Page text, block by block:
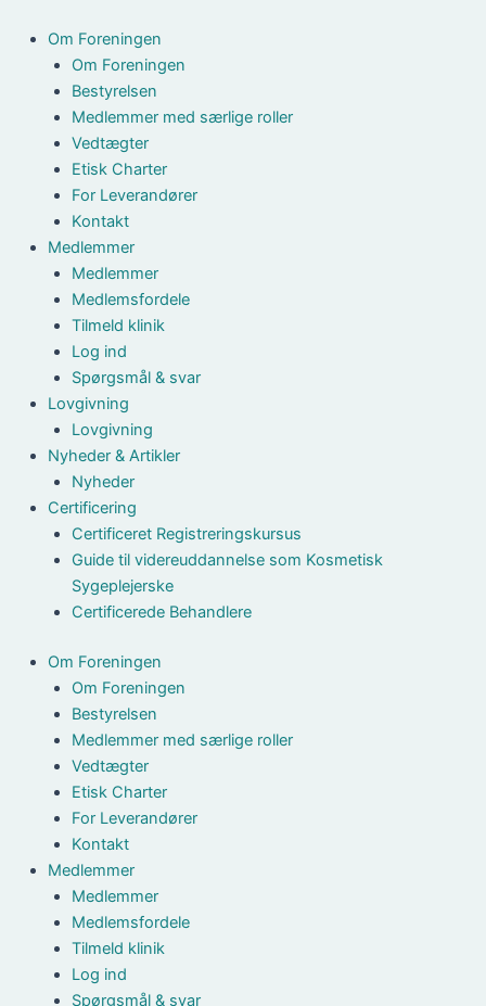
indholdet
Om Foreningen
Om Foreningen
Bestyrelsen
Medlemmer med særlige roller
Vedtægter
Etisk Charter
For Leverandører
Kontakt
Medlemmer
Medlemmer
Medlemsfordele
Tilmeld klinik
Log ind
Spørgsmål & svar
Lovgivning
Lovgivning
Nyheder & Artikler
Nyheder
Certificering
Certificeret Registreringskursus
Guide til videreuddannelse som Kosmetisk
Sygeplejerske
Certificerede Behandlere
Om Foreningen
Om Foreningen
Bestyrelsen
Medlemmer med særlige roller
Vedtægter
Etisk Charter
For Leverandører
Kontakt
Medlemmer
Medlemmer
Medlemsfordele
Tilmeld klinik
Log ind
Spørgsmål & svar